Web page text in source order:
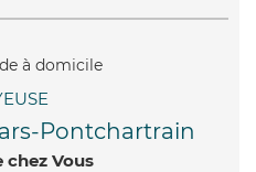
Pontchartrain
chez Vous